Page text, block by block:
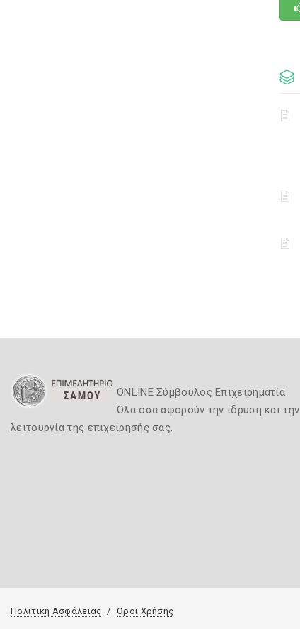
ONLINE Σύμβουλος Επιχειρηματία
Όλα όσα αφορούν την ίδρυση και την
λειτουργία της επιχείρησής σας.
Πολιτική Ασφάλειας Όροι Χρήσης